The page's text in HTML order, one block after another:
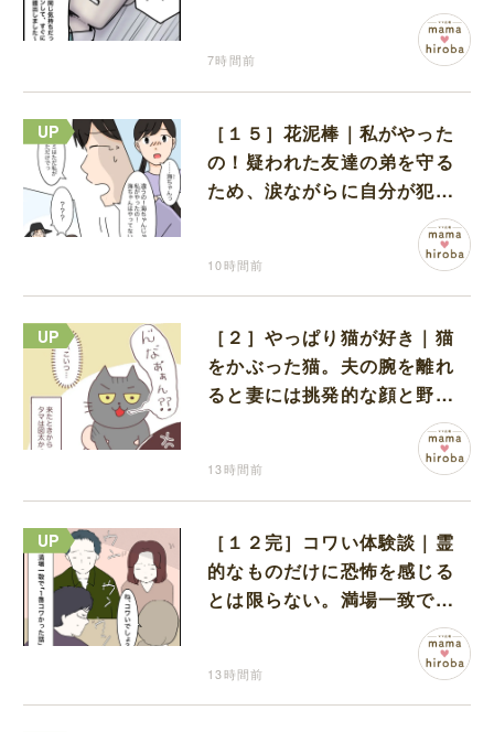
7時間前
［１５］花泥棒｜私がやった
の！疑われた友達の弟を守る
ため、涙ながらに自分が犯人
10時間前
［２］やっぱり猫が好き｜猫
をかぶった猫。夫の腕を離れ
ると妻には挑発的な顔と野太
13時間前
［１２完］コワい体験談｜霊
的なものだけに恐怖を感じる
とは限らない。満場一致でコ
ワいと認定された意外な体験
13時間前